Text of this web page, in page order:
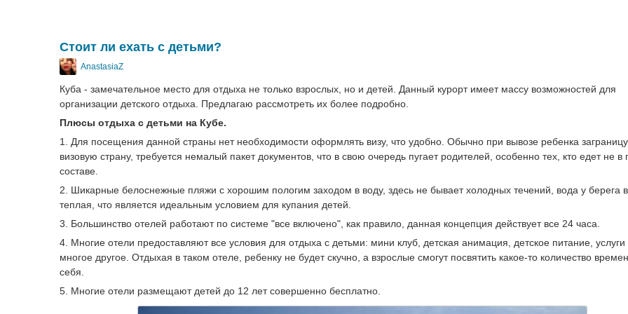
Стоит ли ехать с детьми?
AnastasiaZ
Куба - замечательное место для отдыха не только взрослых, но и детей. Данный курорт имеет массу возможностей для
организации детского отдыха. Предлагаю рассмотреть их более подробно.
Плюсы отдыха с детьми на Кубе.
1. Для посещения данной страны нет необходимости оформлять визу, что удобно. Обычно при вывозе ребенка
визовую страну, требуется немалый пакет документов, что в свою очередь пугает родителей, особенно тех, кто едет не в
составе.
2. Шикарные белоснежные пляжи с хорошим пологим заходом в воду, здесь не бывает холодных течений, вода у берега
теплая, что является идеальным условием для купания детей.
3. Большинство отелей работают по системе "все включено", как правило, данная концепция действует все 24 часа.
4. Многие отели предоставляют все условия для отдыха с детьми: мини клуб, детская анимация, детское питание,
многое другое. Отдыхая в таком отеле, ребенку не будет скучно, а взрослые смогут посвятить какое-то количество
себя.
5. Многие отели размещают детей до 12 лет совершенно бесплатно.